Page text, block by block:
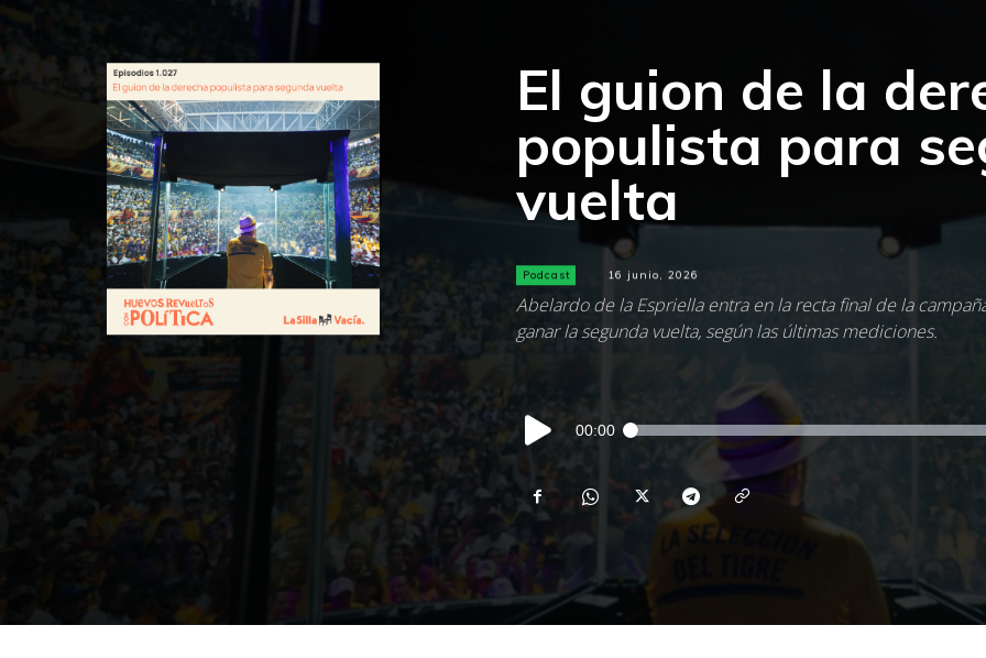
El guion de la
populista para
vuelta
Podcast 16 junio, 2026
Abelardo de la Espriella entra en la recta final de la
ganar la segunda vuelta, según las últimas mediciones.
Reproductor
de
00:00